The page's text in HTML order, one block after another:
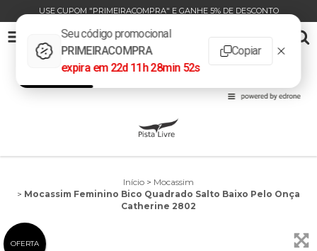
USE CUPOM "PRIMEIRACOMPRA" E GANHE 5% DE DESCONTO
MOCASSIM FEMININO BICO QUADRADO SALTO BAIXO PELO ONÇA CATHERINE 2802
INÍCIO
Início > Mocassim
> Mocassim Feminino Bico Quadrado Salto Baixo Pelo Onça
Catherine 2802
OFERTA